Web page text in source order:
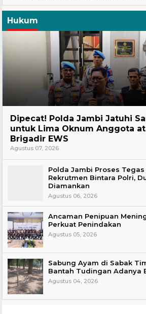
Hukum
Dipecat! Polda Jambi Jatuhi
untuk Lima Oknum Anggota
Brigadir EWS
Agustus 07, 2026
Polda Jambi Proses
Rekrutmen Bintara Polri,
Diamankan
Agustus 06, 2026
Ancaman Penipuan
Perkuat Penindakan
Agustus 05, 2026
Sabung Ayam di Sabak
Bantah Tudingan Adanya
Agustus 04, 2026